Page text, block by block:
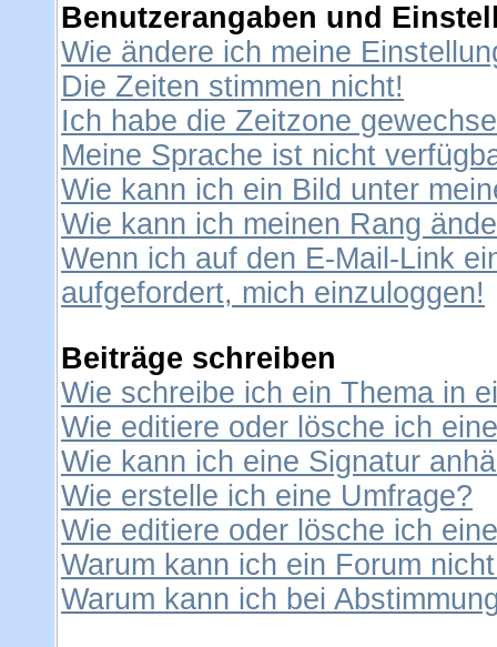
Benutzerangaben und
Wie ändere ich meine
Die Zeiten stimmen nicht!
Ich habe die Zeitzone
Meine Sprache ist nicht
Wie kann ich ein Bild unter
Wie kann ich meinen Rang
Wenn ich auf den E-Mail-Link
aufgefordert, mich einzuloggen!
Beiträge schreiben
Wie schreibe ich ein Thema in
Wie editiere oder lösche ich
Wie kann ich eine Signatur
Wie erstelle ich eine Umfrage?
Wie editiere oder lösche ich
Warum kann ich ein Forum
Warum kann ich bei